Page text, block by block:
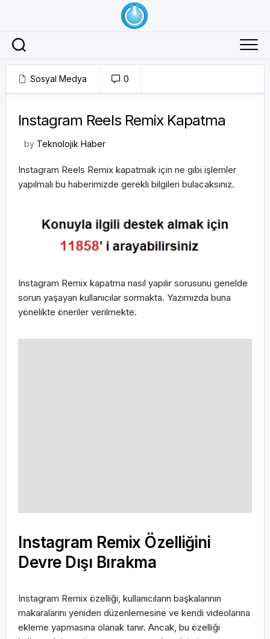
Sosyal Medya 0
Instagram Reels Remix Kapatma
by Teknolojik Haber
Instagram Reels Remix kapatmak için ne gibi işlemler
yapılmalı bu haberimizde gerekli bilgileri bulacaksınız.
Instagram Remix kapatma nasıl yapılır sorusunu genelde
sorun yaşayan kullanıcılar sormakta. Yazımızda buna
yönelikte öneriler verilmekte.
Instagram Remix Özelliğini
Devre Dışı Bırakma
Instagram Remix özelliği, kullanıcıların başkalarının
makaralarını yeniden düzenlemesine ve kendi videolarına
ekleme yapmasına olanak tanır. Ancak, bu özelliği